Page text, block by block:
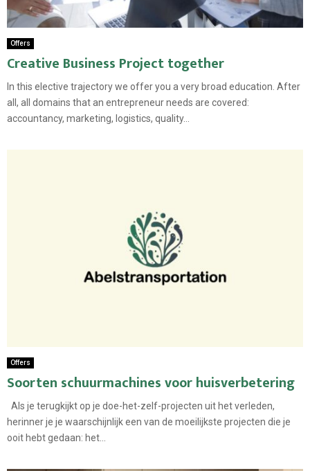
Offers
Creative Business Project together
In this elective trajectory we offer you a very broad education. After
all, all domains that an entrepreneur needs are covered:
accountancy, marketing, logistics, quality...
Offers
Soorten schuurmachines voor huisverbetering
Als je terugkijkt op je doe-het-zelf-projecten uit het verleden,
herinner je je waarschijnlijk een van de moeilijkste projecten die je
ooit hebt gedaan: het...